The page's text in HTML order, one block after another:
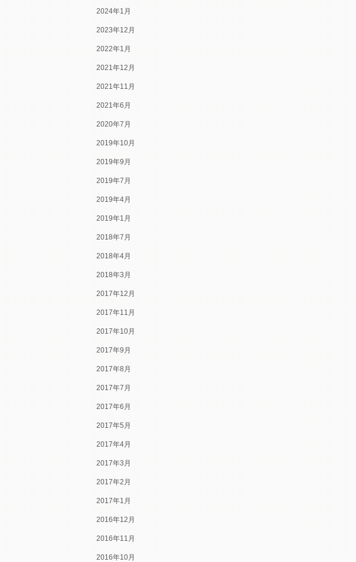
2024年1月
2023年12月
2022年1月
2021年12月
2021年11月
2021年6月
2020年7月
2019年10月
2019年9月
2019年7月
2019年4月
2019年1月
2018年7月
2018年4月
2018年3月
2017年12月
2017年11月
2017年10月
2017年9月
2017年8月
2017年7月
2017年6月
2017年5月
2017年4月
2017年3月
2017年2月
2017年1月
2016年12月
2016年11月
2016年10月